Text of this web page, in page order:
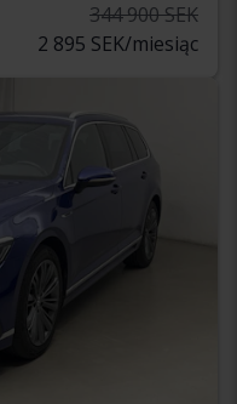
344 900 SEK
2 895 SEK/miesiąc